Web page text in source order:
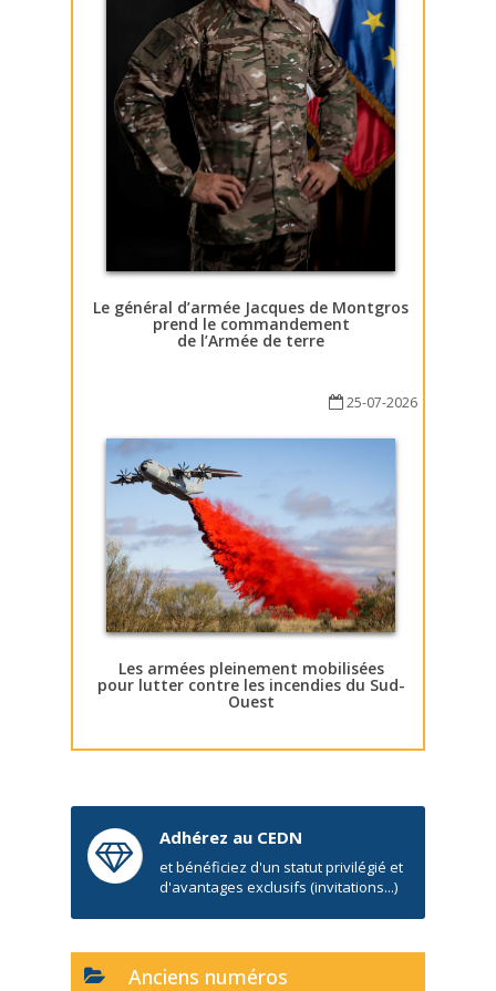
Le général d’armée Jacques de Montgros
prend le commandement
de l’Armée de terre
25-07-2026
Les armées pleinement mobilisées
pour lutter contre les incendies du Sud-
Ouest
Adhérez au CEDN
et bénéficiez d'un statut privilégié et
d'avantages exclusifs (invitations...)
Anciens numéros